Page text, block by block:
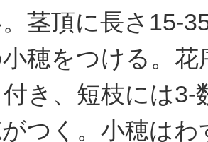
茎頂に長さ15-
穂をつける。
き、短枝には3-
つく。小穂は